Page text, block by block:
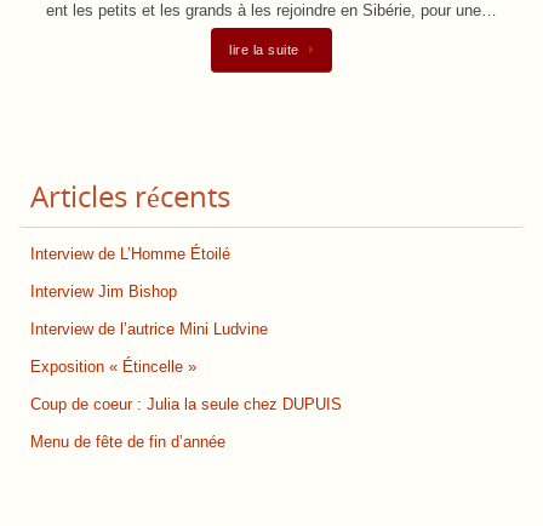
ent les petits et les grands à les rejoindre en Sibérie, pour une…
lire la suite
Articles récents
Interview de L’Homme Étoilé
Interview Jim Bishop
Interview de l’autrice Mini Ludvine
Exposition « Étincelle »
Coup de coeur : Julia la seule chez DUPUIS
Menu de fête de fin d’année